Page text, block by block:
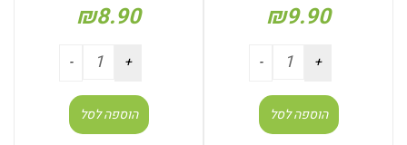
₪9.90
הוספה לסל
₪8.90
הוספה לסל